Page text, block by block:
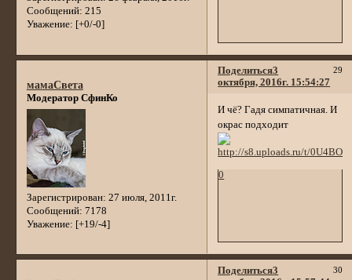
Сообщений: 215
Уважение: [+0/-0]
Поделиться 29
3
октября, 2016г. 15:54:27
мамаСвета
Модератор СфинКо
Зарегистрирован: 27 июля, 2011г.
Сообщений: 7178
Уважение: [+19/-4]
И чё? Гадя симпатичная. И
окрас подходит
0
Поделиться 30
3